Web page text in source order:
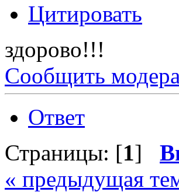
Цитировать
здорово!!!
Сообщить
Ответ
Страницы: [1]
« предыдущая